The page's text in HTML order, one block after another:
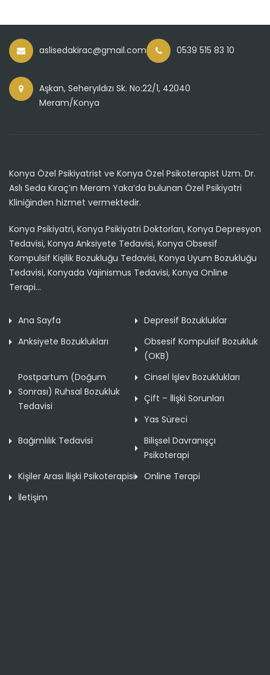
aslisedakirac@gmail.com 0539 515 83 10
Aşkan, Seheryıldızı Sk. No:22/1, 42040
Meram/Konya
Konya Özel Psikiyatrist ve Konya Özel Psikoterapist Uzm. Dr.
Aslı Seda Kıraç’ın Meram Yaka’da bulunan Özel Psikiyatri
Kliniğinden hizmet vermektedir.
Konya Psikiyatri, Konya Psikiyatri Doktorları, Konya Depresyon
Tedavisi, Konya Anksiyete Tedavisi, Konya Obsesif
Kompulsif Kişilik Bozukluğu Tedavisi, Konya Uyum Bozukluğu
Tedavisi, Konyada Vajinismus Tedavisi, Konya Online
Terapi...
Ana Sayfa
Depresif Bozukluklar
Anksiyete Bozuklukları
Obsesif Kompulsif Bozukluk
(OKB)
Postpartum (Doğum
Sonrası) Ruhsal Bozukluk
Tedavisi
Cinsel İşlev Bozuklukları
Çift – İlişki Sorunları
Yas Süreci
Bağımlılık Tedavisi
Bilişsel Davranışçı
Psikoterapi
Kişiler Arası İlişki Psikoterapisi
Online Terapi
İletişim